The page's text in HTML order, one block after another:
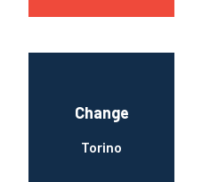
Change
Torino